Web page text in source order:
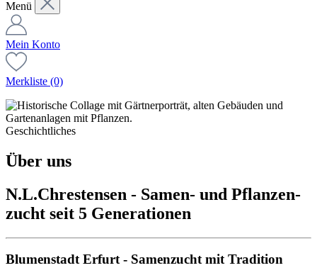
Menü
Mein Konto
Merkliste (0)
Geschichtliches
Über uns
N.L.Chrestensen - Samen- und Pflan­zen­
zucht seit 5 Generationen
Blumenstadt Erfurt - Samenzucht mit Tradition